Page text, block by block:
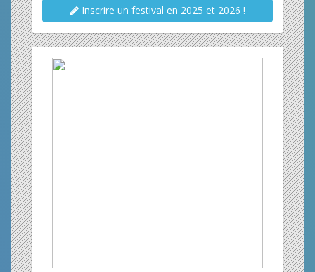
Inscrire un festival en 2025 et 2026 !